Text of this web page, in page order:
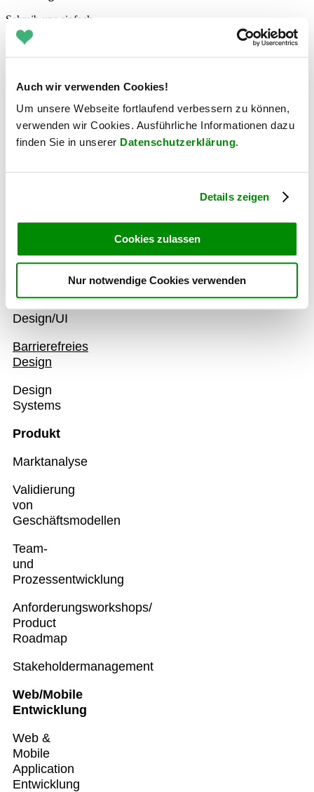
Auch wir verwenden Cookies!
Um unsere Webseite fortlaufend verbessern zu können,
verwenden wir Cookies. Ausführliche Informationen dazu
finden Sie in unserer Datenschutzerklärung.
Details zeigen
Cookies zulassen
Nur notwendige Cookies verwenden
Schreib uns einfach
Schau dir alle Blogs an
Jetzt Kontakt aufnehmen
UX
Konzept
&
Ideation
Prototyping
Produkt
Design/UI
Barrierefreies
Design
Design
Systems
Produkt
Marktanalyse
Validierung
von
Geschäftsmodellen
Team-
und
Prozessentwicklung
Anforderungsworkshops/
Product
Roadmap
Stakeholdermanagement
Web/Mobile
Entwicklung
Web &
Mobile
Application
Entwicklung